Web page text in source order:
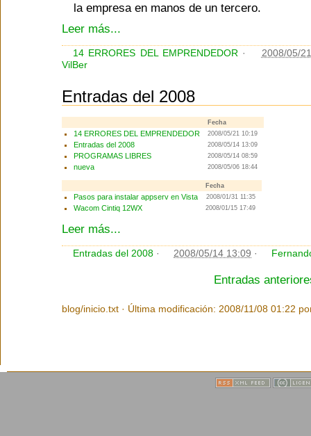
la empresa en manos de un tercero.
Leer más...
14 ERRORES DEL EMPRENDEDOR ·
2008/05/
VilBer
Entradas del 2008
Fecha
14 ERRORES DEL EMPRENDEDOR 2008/05/21 10:19
Entradas del 2008 2008/05/14 13:09
PROGRAMAS LIBRES 2008/05/14 08:59
nueva 2008/05/06 18:44
Fecha
Pasos para instalar appserv en Vista 2008/01/31 11:35
Wacom Cintiq 12WX 2008/01/15 17:49
Leer más...
Entradas del 2008 · 2008/05/14 13:09 ·
Entradas
blog/inicio.txt · Última modificación: 2008/11/08 01:22